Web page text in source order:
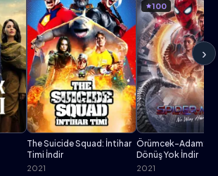
The Suicide Squad: İntihar
Timi İndir
2021
100
Örümcek-Adam:
Dönüş Yok İndir
2021
›